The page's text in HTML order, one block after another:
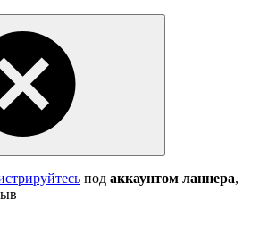
под аккаунтом ланнера,